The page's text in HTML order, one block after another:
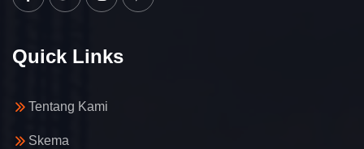
Quick Links
Tentang Kami
Skema